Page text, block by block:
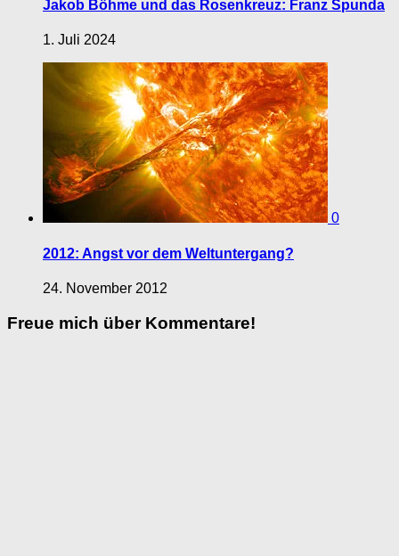
Jakob Böhme und das Rosenkreuz: Franz Spunda
1. Juli 2024
0
2012: Angst vor dem Weltuntergang?
24. November 2012
Freue mich über Kommentare!